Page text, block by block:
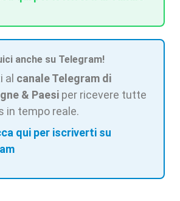
anche su Telegram!
al canale Telegram di
& Paesi per ricevere tutte
in tempo reale.
qui per iscriverti su